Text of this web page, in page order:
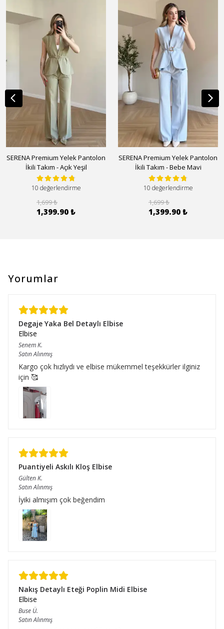
SERENA Premium Yelek Pantolon
İkili Takım - Açık Yeşil
10 değerlendirme
1,699 ₺
1,399.90 ₺
SERENA Premium Yelek Pantolon
İkili Takım - Bebe Mavi
10 değerlendirme
1,699 ₺
1,399.90 ₺
Yorumlar
Degaje Yaka Bel Detaylı Elbise
Elbise
SenemK.
Satın Alınmış
Kargo çok hızlıydı ve elbise mükemmel teşekkürler ilginiz
için 🥰
Puantiyeli Askılı Kloş Elbise
GültenK.
Satın Alınmış
İyiki almışım çok beğendim
Nakış Detaylı Eteği Poplin Midi Elbise
Elbise
Buse Ü.
Satın Alınmış